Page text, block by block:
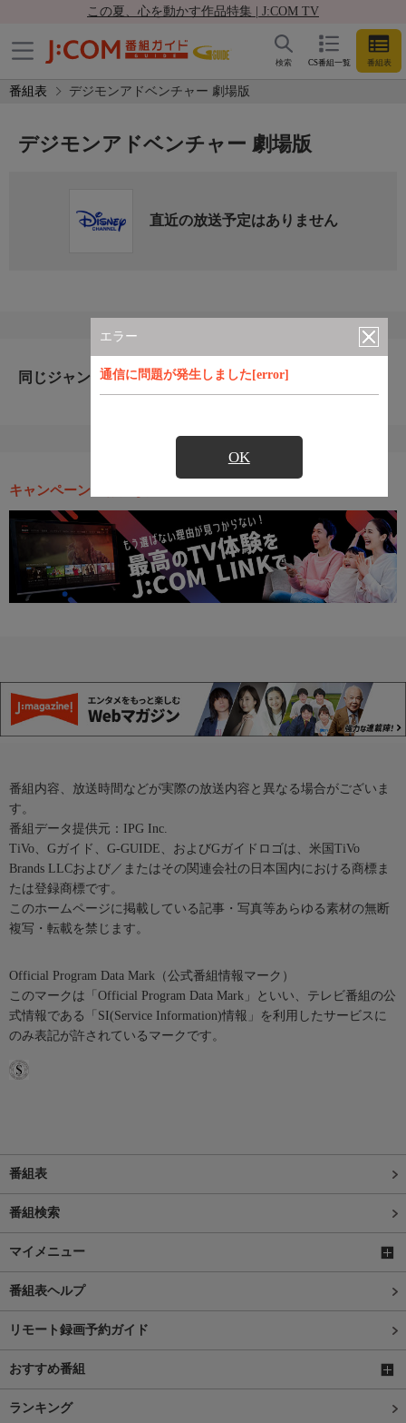
この夏、心を動かす作品特集 | J:COM TV
CS番組一覧 番組表
検索
番組表 デジモンアドベンチャー 劇場版
エラー
通信に問題が発生しました[error]
OK
デジモンアドベンチャー 劇場版
直近の放送予定はありません
同じジャンルのおすすめ番組
キャンペーン・お得な情報
番組内容、放送時間などが実際の放送内容と異なる場合がございま
す。
番組データ提供元：IPG Inc.
TiVo、Gガイド、G-GUIDE、およびGガイドロゴは、米国TiVo
Brands LLCおよび／またはその関連会社の日本国内における商標ま
たは登録商標です。
このホームページに掲載している記事・写真等あらゆる素材の無断
複写・転載を禁じます。
Official Program Data Mark（公式番組情報マーク）
このマークは「Official Program Data Mark」といい、テレビ番組の公
式情報である「SI(Service Information)情報」を利用したサービスに
のみ表記が許されているマークです。
番組表
番組検索
マイメニュー
番組表ヘルプ
リモート録画予約ガイド
おすすめ番組
ランキング